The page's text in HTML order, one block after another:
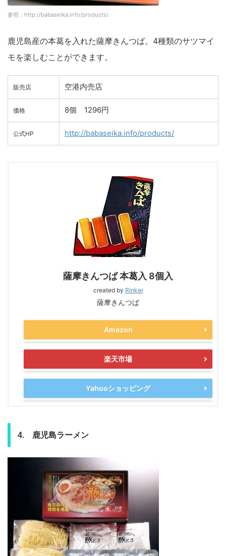
参照：http://babaseika.info/products/
鹿児島産の本葛を入れた薩摩きんつば。4種類のサツマイ
モを楽しむことができます。
販売店 空港内売店
価格 8個 1296円
公式HP http://babaseika.info/products/
薩摩きんつば 本葛入 8個入
created by Rinker
薩摩きんつば
Amazon
楽天市場
Yahooショッピング
4. 鹿児島ラーメン